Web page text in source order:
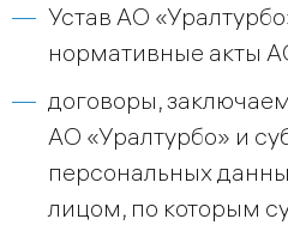
Устав АО
нормативные акты
договоры,
АО «Уралтурбо» и
персональных
лицом, по которым